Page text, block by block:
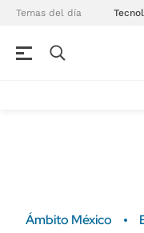
Temas del día
Ámbito México